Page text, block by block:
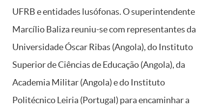
UFRB e entidades lusófonas. O superintendente
Marcílio Baliza reuniu-se com representantes da
Universidade Óscar Ribas (Angola), do Instituto
Superior de Ciências de Educação (Angola), da
Academia Militar (Angola) e do Instituto
Politécnico Leiria (Portugal) para encaminhar a